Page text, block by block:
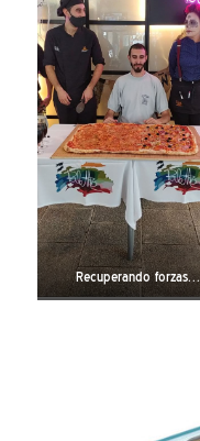
Recuperando forzas…